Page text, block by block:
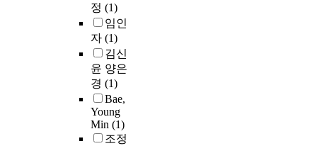
정 (1)
임인
자 (1)
김신
윤 양은
경 (1)
Bae,
Young
Min (1)
조정